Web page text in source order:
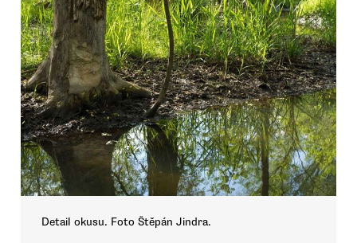
Detail okusu. Foto Štěpán Jindra.